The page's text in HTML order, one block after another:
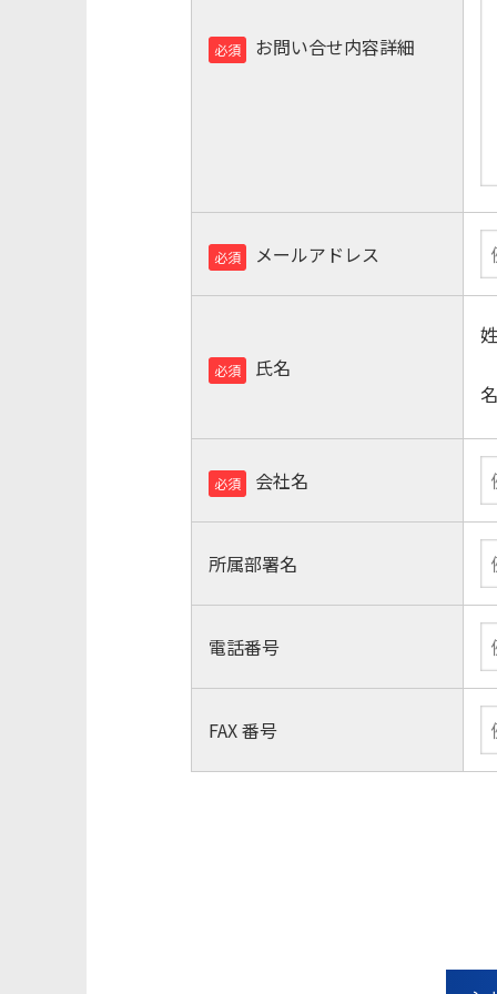
必須 お問い合せ内容詳細
必須 メールアドレス
必須 氏名
必須 会社名
所属部署名
電話番号
FAX 番号